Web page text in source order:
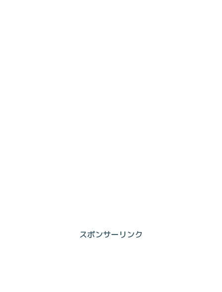
スポンサーリンク